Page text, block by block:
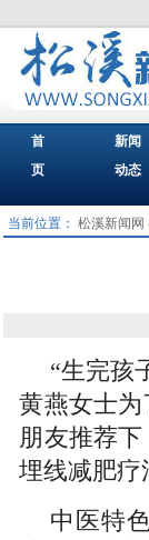
首
页
新闻
动态
当前位置：松溪新闻网
“生完孩
黄燕女士
朋友推荐
埋线减肥疗
中医特